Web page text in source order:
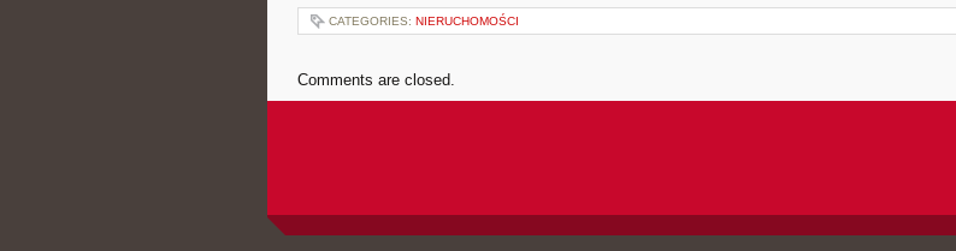
CATEGORIES: NIERUCHOMOŚCI
Comments are closed.